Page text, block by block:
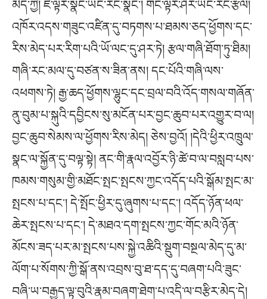
མེད་ཀྱི། ཇི་ལྟར་སྣང་ཡང་རང་སྣང་། གང་ལྟར་ཤར་ཡང་རང་རྩལ།
འཁོར་འདས་གཟུང་འཛིན་དུ་བཏགས་པ་ཐམས་ཅད་ཕྱོགས་དང་
རིས་མེད་པར་རིག་པའི་ཡོ་ལང་དུ་ཤར་ཏེ། རྩལ་གཞི་ཐོག་ཏུ་ཐིམ།
གཞི་རང་མལ་དུ་བཙན་ས་ཟིན་ནས། དང་པོའི་གཞི་ལས་
འཕགས་ཏེ། རྒྱ་ཆད་ཕྱོགས་ལྷུང་དང་བྲལ་བའི་འོད་གསལ་གཞོན་
ནུ་བུམ་པ་སྐུའི་དབྱིངས་སུ་མངོན་པར་བྱང་ཆུབ་པར་འགྱུར་བ་ལ།
བྱང་ཆུབ་སེམས་ལ་ཕྱོགས་རིས་མེད། ཅེས་བྱའོ། །དེའི་ཕྱིར་འཁྲུལ་
སྣང་ལ་སྐྱོན་དུ་བལྟ་སྟེ། ནང་གི་རྣལ་འབྱོར་ཉི་ཚེ་བ་ལ་བསླབ་པས་
ཁམས་གསུམ་གྱི་མཐོང་སྤང་སྤངས་ཀྱང་འདོད་པའི་སྒོམ་སྤང་མ་
སྤངས་པ་དང་། དེ་སྤོང་ཕྱིར་དུ་ཞུགས་པ་དང་། འདོད་ཉོན་ཕལ་
ཆེར་སྤངས་པ་དང་། དེ་མཐའ་དག་སྤངས་ཀྱང་གོང་མའི་ཉོན་
མོངས་ཟད་པར་མ་སྤངས་པས་སྐྱེ་འཆིའི་སྡུག་བསྔལ་མེད་དུ་མ་
ལོག་པ་སོགས་ཀྱི་སྒོ་ནས་འབྲས་བུ་ཐ་དད་དུ་བཞག་པའི་ཟུང་
བཞི་ཡ་བརྒྱད་ལྟ་བུའི་རྣམ་བཞག་ཐེག་པ་འདི་ལ་བརྩིར་མེད་དེ།